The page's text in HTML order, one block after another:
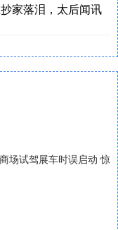
家落泪，太后闻讯
场试驾展车时误启动 惊